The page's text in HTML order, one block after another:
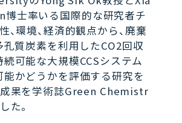
博士率いる国際的な研究者チ
、環境、経済的観点から、廃棄
孔質炭素を利用したCO2回収
続可能な大規模CCSシステム
能かどうかを評価する研究を
成果を学術誌Green Chemistr
た。